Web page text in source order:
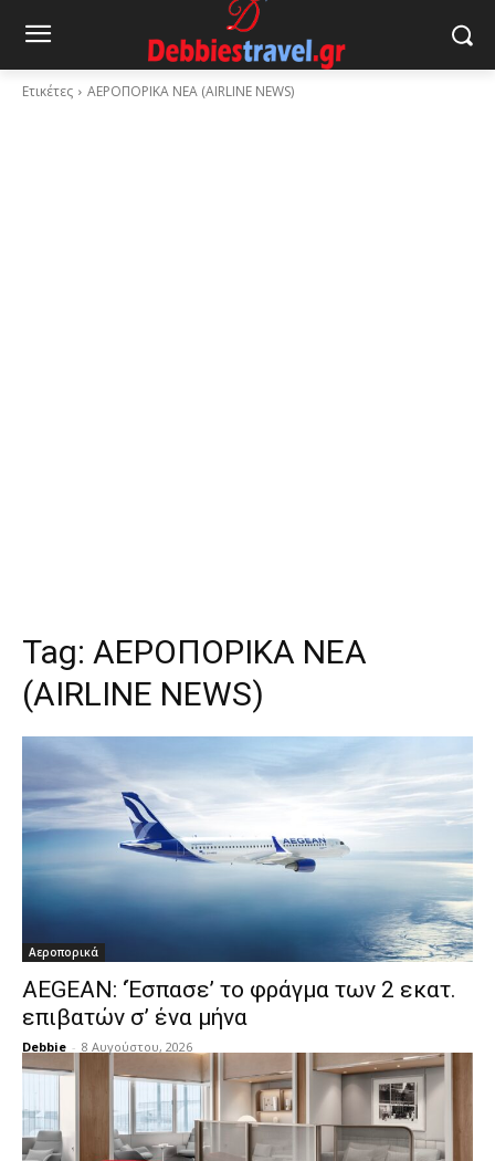
Ετικέτες ΑΕΡΟΠΟΡΙΚΑ ΝΕΑ (AIRLINE NEWS)
Tag: ΑΕΡΟΠΟΡΙΚΑ ΝΕΑ
(AIRLINE NEWS)
Αεροπορικά
AEGEAN: ‘Έσπασε’ το φράγμα των 2 εκατ.
επιβατών σ’ ένα μήνα
Debbie - 8 Αυγούστου, 2026